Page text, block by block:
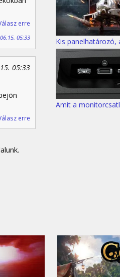
erre
05:33
05:33
erre
Kis panelhatározó,
Amit a